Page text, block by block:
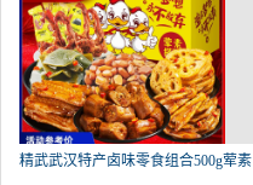
精武武汉特产卤味零食组合500g荤素